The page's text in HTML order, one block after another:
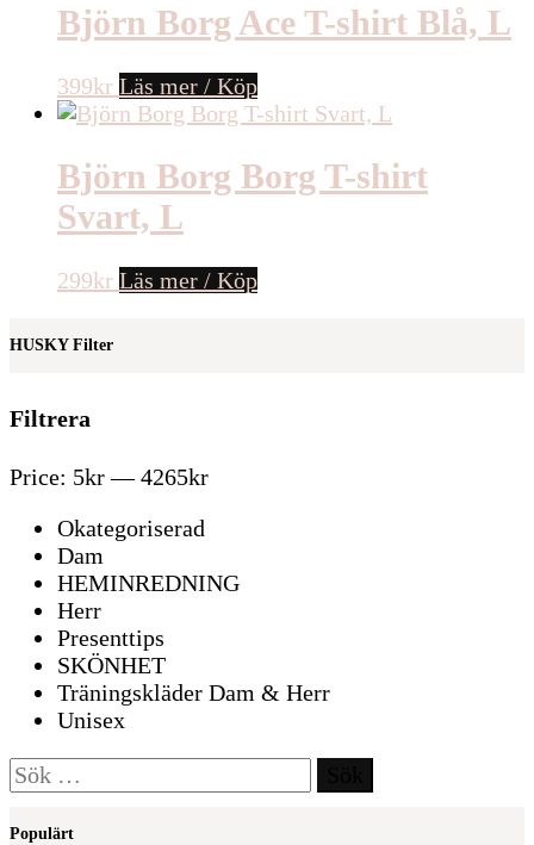
Björn Borg Ace T-shirt Blå, L
399kr Läs mer / Köp
Björn Borg Borg T-shirt
Svart, L
299kr Läs mer / Köp
HUSKY Filter
Filtrera
Price: 5kr—4265kr
Okategoriserad
Dam
HEMINREDNING
Herr
Presenttips
SKÖNHET
Träningskläder Dam & Herr
Unisex
Sök
efter:
Populärt